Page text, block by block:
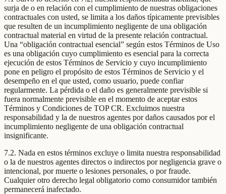
surja de o en relación con el cumplimiento de nuestras obligaciones
contractuales con usted, se limita a los daños típicamente previsibles
que resulten de un incumplimiento negligente de una obligación
contractual material en virtud de la presente relación contractual.
Una “obligación contractual esencial” según estos Términos de Uso
es una obligación cuyo cumplimiento es esencial para la correcta
ejecución de estos Términos de Servicio y cuyo incumplimiento
pone en peligro el propósito de estos Términos de Servicio y el
desempeño en el que usted, como usuario, puede confiar
regularmente. La pérdida o el daño es generalmente previsible si
fuera normalmente previsible en el momento de aceptar estos
Términos y Condiciones de TOP CR. Excluimos nuestra
responsabilidad y la de nuestros agentes por daños causados por el
incumplimiento negligente de una obligación contractual
insignificante.
7.2. Nada en estos términos excluye o limita nuestra responsabilidad
o la de nuestros agentes directos o indirectos por negligencia grave o
intencional, por muerte o lesiones personales, o por fraude.
Cualquier otro derecho legal obligatorio como consumidor también
permanecerá inafectado.